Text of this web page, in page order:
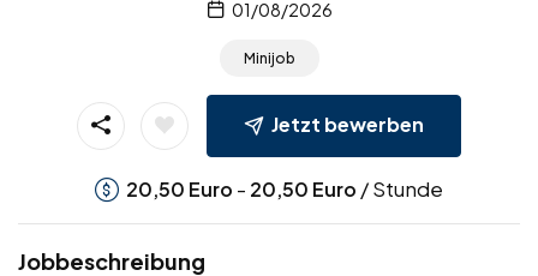
01/08/2026
Minijob
Jetzt bewerben
20,50 Euro - 20,50 Euro / Stunde
Jobbeschreibung